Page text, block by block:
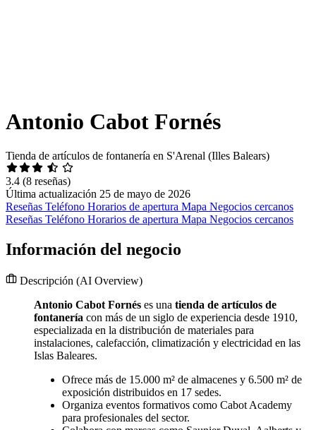
Antonio Cabot Fornés
Tienda de artículos de fontanería en S'Arenal (Illes Balears)
3.4 (8 reseñas)
Última actualización 25 de mayo de 2026
Reseñas Teléfono Horarios de apertura Mapa Negocios cercanos
Reseñas Teléfono Horarios de apertura Mapa Negocios cercanos
Información del negocio
Descripción (AI Overview)
Antonio Cabot Fornés es una tienda de artículos de
fontanería con más de un siglo de experiencia desde 1910,
especializada en la distribución de materiales para
instalaciones, calefacción, climatización y electricidad en las
Islas Baleares.
Ofrece más de 15.000 m² de almacenes y 6.500 m² de
exposición distribuidos en 17 sedes.
Organiza eventos formativos como Cabot Academy
para profesionales del sector.